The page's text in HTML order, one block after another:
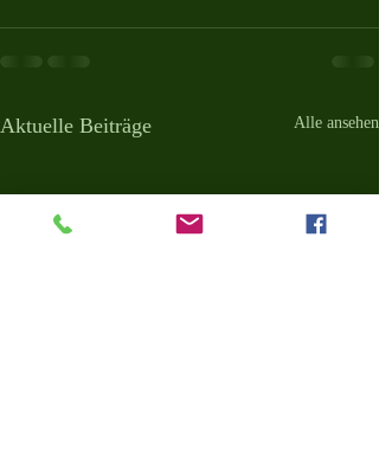
Aktuelle Beiträge Alle ansehen